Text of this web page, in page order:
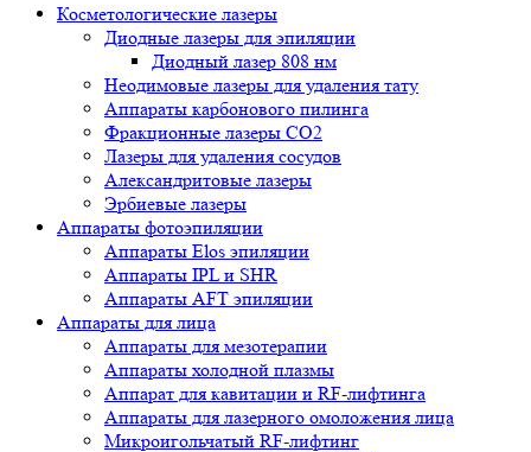
Косметологические лазеры
Диодные лазеры для эпиляции
Диодный лазер 808 нм
Неодимовые лазеры для удаления тату
Аппараты карбонового пилинга
Фракционные лазеры CO2
Лазеры для удаления сосудов
Александритовые лазеры
Эрбиевые лазеры
Аппараты фотоэпиляции
Аппараты Elos эпиляции
Аппараты IPL и SHR
Аппараты AFT эпиляции
Аппараты для лица
Аппараты для мезотерапии
Аппараты холодной плазмы
Аппарат для кавитации и RF-лифтинга
Аппараты для лазерного омоложения лица
Микроигольчатый RF-лифтинг